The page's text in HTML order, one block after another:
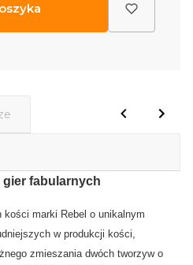
fabularnych
kości marki Rebel o unikalnym
w produkcji kości,
zmieszania dwóch tworzyw o